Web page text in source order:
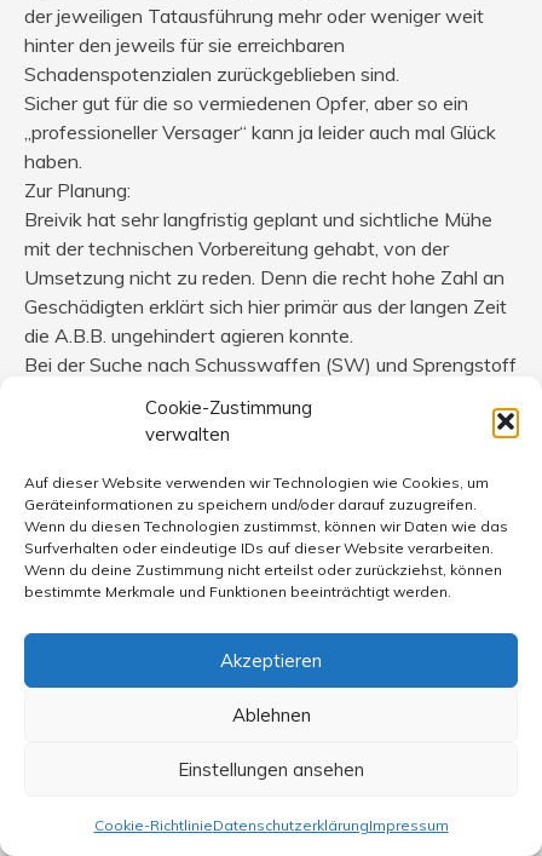
Cookie-Zustimmung
verwalten
Auf dieser Website verwenden wir Technologien wie Cookies, um
Geräteinformationen zu speichern und/oder darauf zuzugreifen.
Wenn du diesen Technologien zustimmst, können wir Daten wie das
Surfverhalten oder eindeutige IDs auf dieser Website verarbeiten.
Wenn du deine Zustimmung nicht erteilst oder zurückziehst, können
bestimmte Merkmale und Funktionen beeinträchtigt werden.
Akzeptieren
Ablehnen
Einstellungen ansehen
Cookie-RichtlinieDatenschutzerklärungImpressum
der jeweiligen Tatausführung mehr oder weniger weit
hinter den jeweils für sie erreichbaren
Schadenspotenzialen zurückgeblieben sind.
Sicher gut für die so vermiedenen Opfer, aber so ein
„professioneller Versager“ kann ja leider auch mal Glück
haben.
Zur Planung:
Breivik hat sehr langfristig geplant und sichtliche Mühe
mit der technischen Vorbereitung gehabt, von der
Umsetzung nicht zu reden. Denn die recht hohe Zahl an
Geschädigten erklärt sich hier primär aus der langen Zeit
die A.B.B. ungehindert agieren konnte.
Bei der Suche nach Schusswaffen (SW) und Sprengstoff
Zu Lanza kann ich Ihnen leider noch nichts belastbares
Steinhäuser hat wohl ausprobiert wie gut er mit sehr
schlecht gefälschten Dokumenten und „unauffälligem
Auftreten“ zum Ziel kommt. Nach Sprengstoff hat er gar
nicht gesucht und wohl keinerlei Ansätze zu einer
alternativen Waffenbeschaffung unternommen.
Was ist das? Personen mit einer solchen Bindung sind
mir noch nie untergekommen, dafür aber viele
geworden sind und mangels Ausbildung das tatsächliche
gelegentlich gilt das selbst für Polizisten